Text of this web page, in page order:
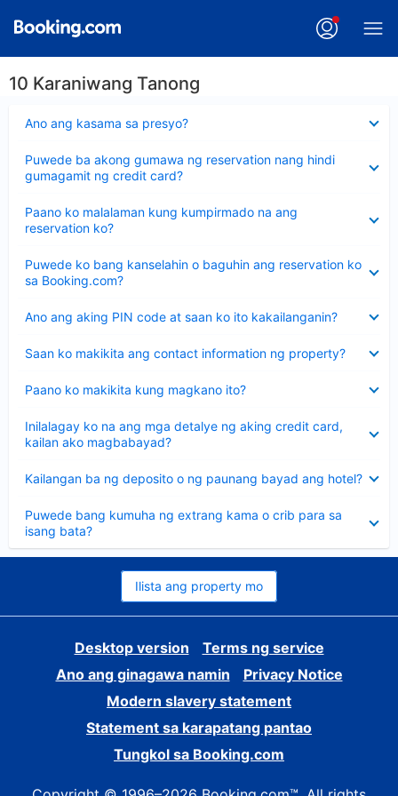
10 Karaniwang Tanong
Ano ang kasama sa presyo?
ang
Puwede ba akong gumawa ng reservation nang hindi
gumagamit ng credit card?
ang
sagot
Paano ko malalaman kung kumpirmado na ang
reservation ko?
ang
sagot
Puwede ko bang kanselahin o baguhin ang reservation ko
sa Booking.com?
ang
sagot
Ano ang aking PIN code at saan ko ito kakailanganin?
ang
Saan ko makikita ang contact information ng property?
ang
Paano ko makikita kung magkano ito?
ang
Inilalagay ko na ang mga detalye ng aking credit card,
kailan ako magbabayad?
ang
sagot
Kailangan ba ng deposito o ng paunang bayad ang hotel?
ang
Puwede bang kumuha ng extrang kama o crib para sa
isang bata?
ang
sagot
Ilista ang property mo
Desktop version
Terms ng service
Ano ang ginagawa namin
Privacy Notice
Modern slavery statement
Statement sa karapatang pantao
Tungkol sa Booking.com